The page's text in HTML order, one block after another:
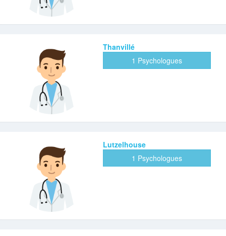
Thanvillé
1 Psychologues
Lutzelhouse
1 Psychologues